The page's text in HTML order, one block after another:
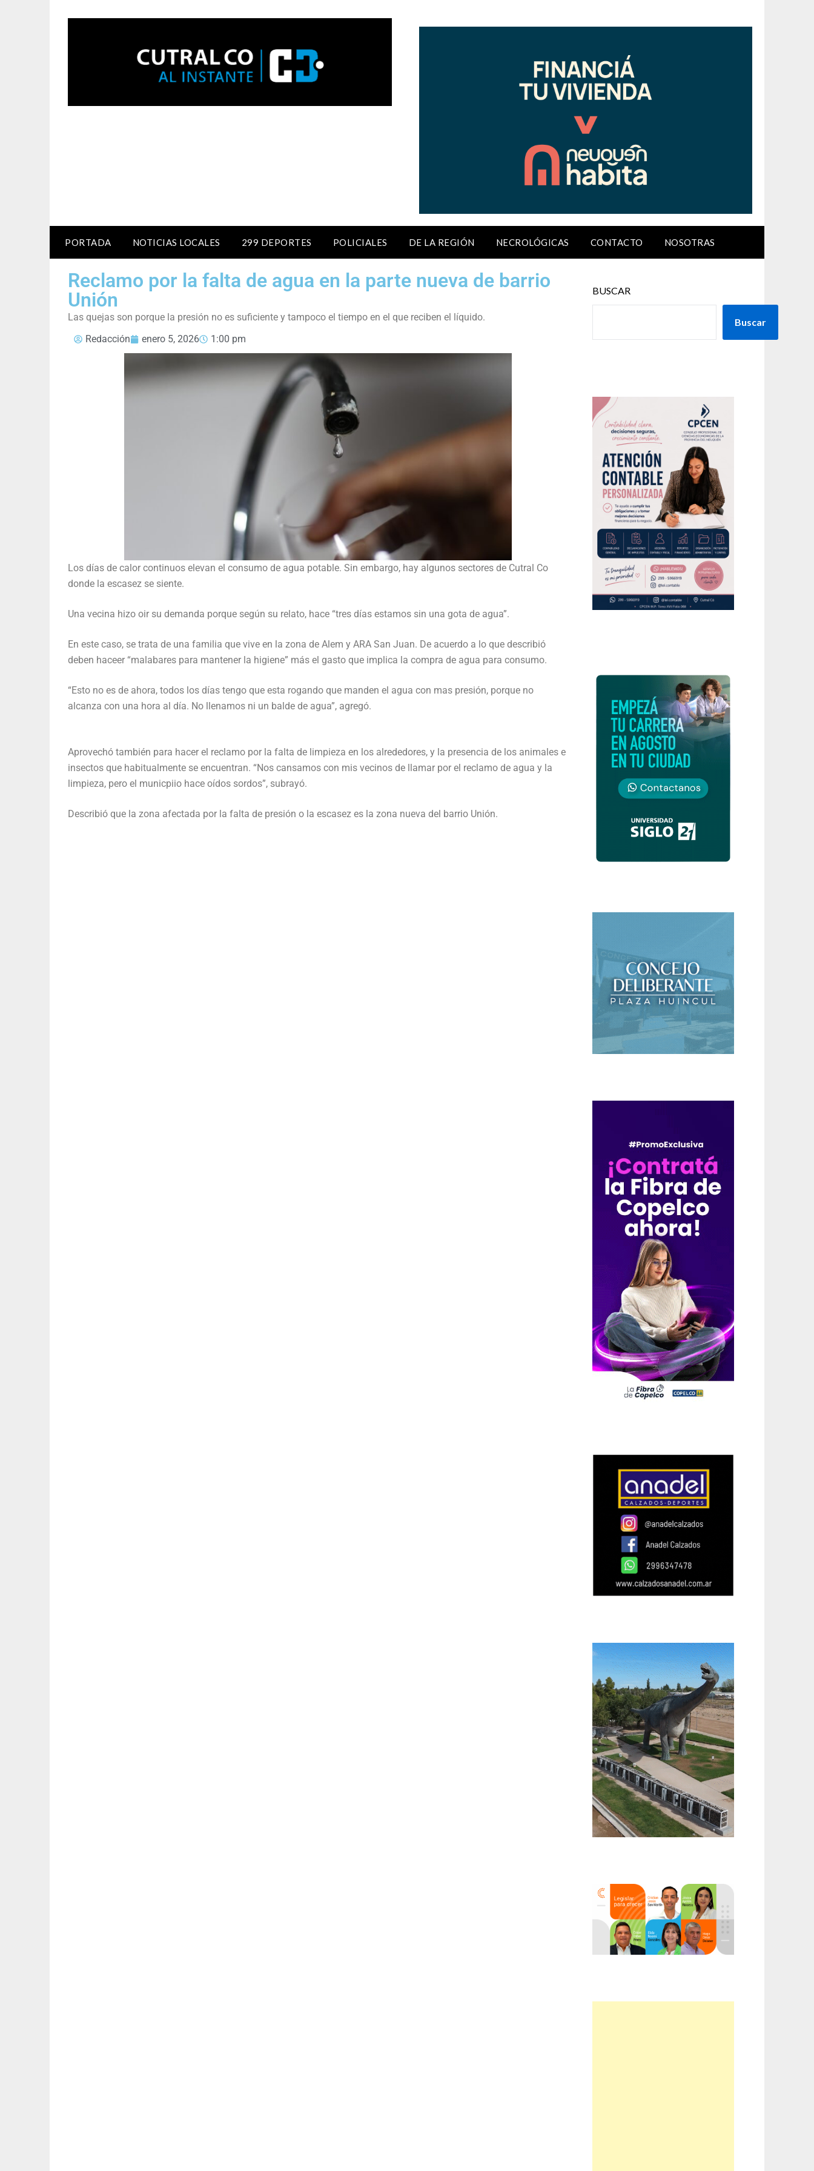
PORTADA NOTICIAS LOCALES 299 DEPORTES POLICIALES DE LA REGIÓN NECROLÓGICAS CONTACTO NOSOTRAS
Reclamo por la falta de agua en la parte nueva de barrio
Unión
Las quejas son porque la presión no es suficiente y tampoco el tiempo en el que reciben el líquido.
Redacción
enero 5, 2026 1:00 pm
Los días de calor continuos elevan el consumo de agua potable. Sin embargo, hay algunos sectores de Cutral Co
donde la escasez se siente.
Una vecina hizo oir su demanda porque según su relato, hace “tres días estamos sin una gota de agua”.
En este caso, se trata de una familia que vive en la zona de Alem y ARA San Juan. De acuerdo a lo que describió
deben haceer “malabares para mantener la higiene” más el gasto que implica la compra de agua para consumo.
“Esto no es de ahora, todos los días tengo que esta rogando que manden el agua con mas presión, porque no
alcanza con una hora al día. No llenamos ni un balde de agua”, agregó.
Aprovechó también para hacer el reclamo por la falta de limpieza en los alrededores, y la presencia de los animales e
insectos que habitualmente se encuentran. “Nos cansamos con mis vecinos de llamar por el reclamo de agua y la
limpieza, pero el municpiio hace oídos sordos”, subrayó.
Describió que la zona afectada por la falta de presión o la escasez es la zona nueva del barrio Unión.
BUSCAR
Buscar